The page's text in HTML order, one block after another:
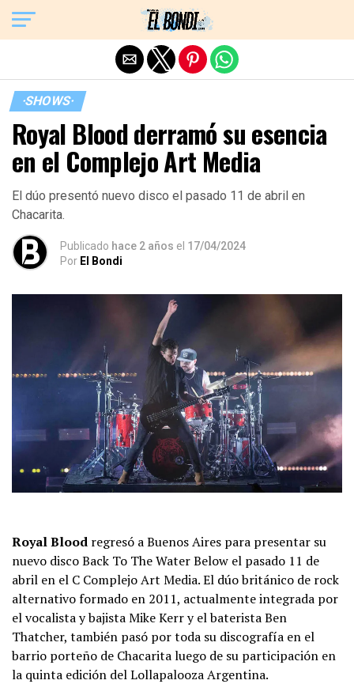
·SHOWS·
Royal Blood derramó su esencia
en el Complejo Art Media
El dúo presentó nuevo disco el pasado 11 de abril en
Chacarita.
Publicado hace 2 años el 17/04/2024
Por El Bondi
Royal Blood regresó a Buenos Aires para presentar su
nuevo disco Back To The Water Below el pasado 11 de
abril en el C Complejo Art Media. El dúo británico de rock
alternativo formado en 2011, actualmente integrada por
el vocalista y bajista Mike Kerr y el baterista Ben
Thatcher, también pasó por toda su discografía en el
barrio porteño de Chacarita luego de su participación en
la quinta edición del Lollapalooza Argentina.
Exit mobile version